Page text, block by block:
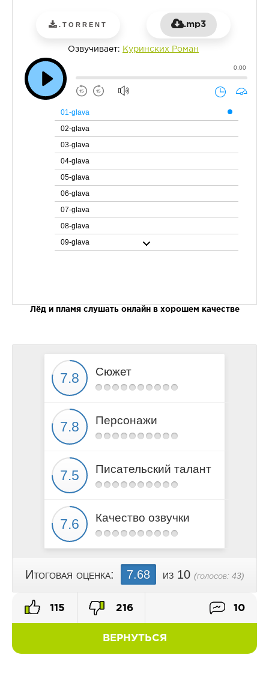
.TORRENT .mp3
Озвучивает: Куринских Роман
0:00
01-glava
02-glava
03-glava
04-glava
05-glava
06-glava
07-glava
08-glava
09-glava
13-glava
17-glava
18-glava
20-glava
21-glava
23-glava
24-glava
Лёд и пламя слушать онлайн в хорошем качестве
Сюжет
Персонажи
Писательский талант
Качество озвучки
Итоговая оценка: 7.68 из 10 (голосов: 43)
ВЕРНУТЬСЯ
115 216 10